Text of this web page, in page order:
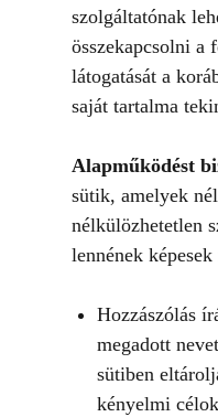
szolgáltatónak
összekapcsolni a
látogatását a
saját tartalma
Alapműködést
sütik, amelyek
nélkülözhetetlen
lennének
Hozzászólás
megadott
sütiben
kényelmi